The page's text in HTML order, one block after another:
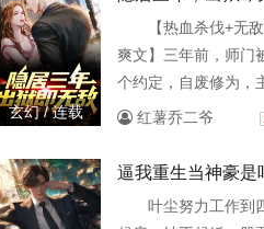
苏妲己：“刘浪，我
给我挑一个！” 刘浪
题，我全要！” 各位
逼我祸害她闺蜜》还
玄幻 / 连载
【热血杀伐+无
爽文】三年前，师门
个约定，自废修为，
后，期限已至，莫海
为我颤抖，我的规矩
中师父留下的一堆欠
红薯乔二爷
逼我重生当神豪是
叶尘努力工作到